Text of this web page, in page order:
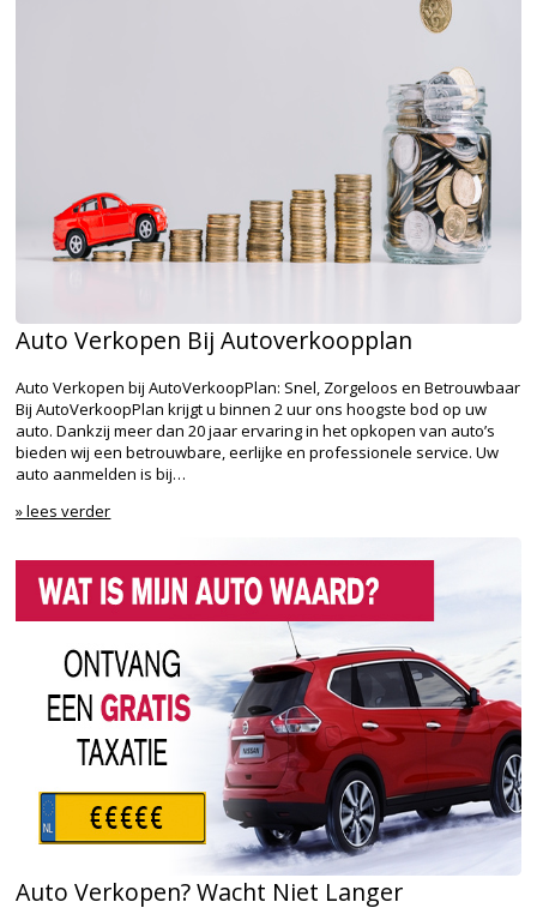
Auto Verkopen Bij Autoverkoopplan
Auto Verkopen bij AutoVerkoopPlan: Snel, Zorgeloos en Betrouwbaar
Bij AutoVerkoopPlan krijgt u binnen 2 uur ons hoogste bod op uw
auto. Dankzij meer dan 20 jaar ervaring in het opkopen van auto’s
bieden wij een betrouwbare, eerlijke en professionele service. Uw
auto aanmelden is bij…
» lees verder
Auto Verkopen? Wacht Niet Langer